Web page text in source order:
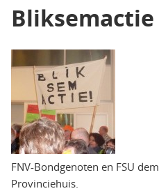
Bliksemactie
FNV-Bondgenoten en FSU
Provinciehuis.